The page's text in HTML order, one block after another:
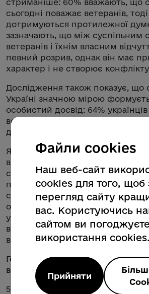
стриманіше: 60% вважають, що
сьогодні поважає ветеранів,
дотримуються протилежної
зазначають, що між суспільним
ветеранів і їхнім власним
певний розрив, однак він має
характер і не створює
Дослідження також показує, що
Україні значною мірою
особистий досвід: 64%
ветеранів серед членів родини
друзів.
Якщо говорити про образ
в медіа, то порівняно з минулим
сприймають дещо більш
позитивним, також більш
сприймають образ в медіа
опитаних зазначили, що образ
українських ЗМІ є переважно
вважають позитивним образ у
ветеранок.
Головні виклики та потреби
ветеранок
58% ветеранів вважають, що
Файли cookies
Наш веб-сайт
cookies для того, щоб
перегляд сайту
вас. Користуючись
сайтом ви
використання cookies.
Прийняти